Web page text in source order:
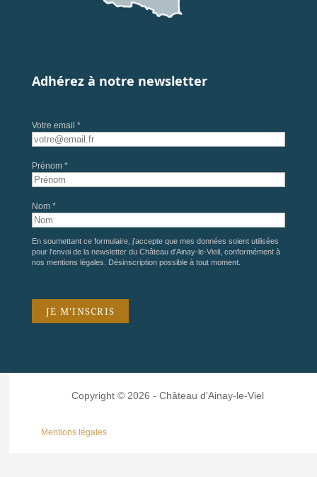
Adhérez à notre newsletter
Votre email *
Prénom *
Nom *
En soumettant ce formulaire, j'accepte que mes données soient utilisées
pour l'envoi de la newsletter du Château d'Ainay-le-Vieil, conformément à
nos mentions légales . Désinscription possible à tout moment.
Copyright © 2026 - Château d'Ainay-le-Viel
Mentions légales